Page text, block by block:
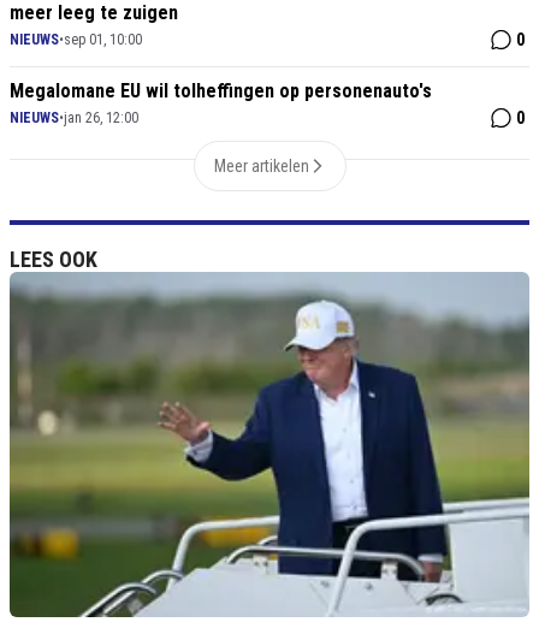
meer leeg te zuigen
NIEUWS•sep 01, 10:00 0
Megalomane EU wil tolheffingen op personenauto's
NIEUWS•jan 26, 12:00 0
Meer artikelen
LEES OOK